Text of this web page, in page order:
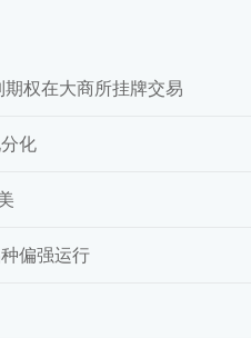
权在大商所挂牌交易
化
偏强运行